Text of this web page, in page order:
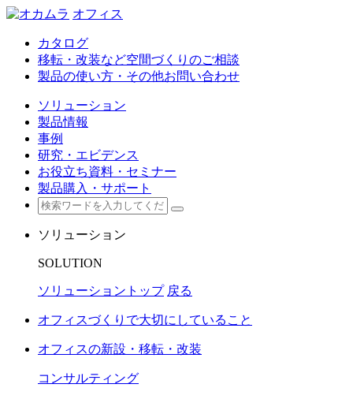
オフィス
カタログ
移転・改装など空間づくりのご相談
製品の使い方・その他お問い合わせ
ソリューション
製品情報
事例
研究・エビデンス
お役立ち資料・セミナー
製品購入・サポート
ソリューション
SOLUTION
ソリューショントップ 戻る
オフィスづくりで大切にしていること
オフィスの新設・移転・改装
コンサルティング